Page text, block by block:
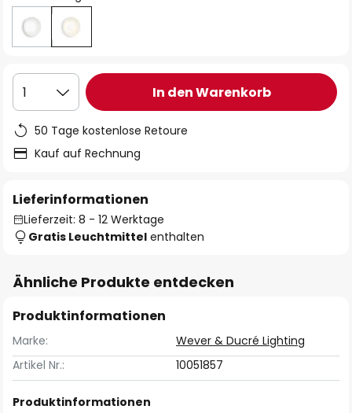
1 In den Warenkorb
50 Tage kostenlose Retoure
Kauf auf Rechnung
Lieferinformationen
Lieferzeit: 8 - 12 Werktage
Gratis Leuchtmittel enthalten
Ähnliche Produkte entdecken
Produktinformationen
Marke:
Wever & Ducré Lighting
Artikel Nr.:
10051857
Produktinformationen